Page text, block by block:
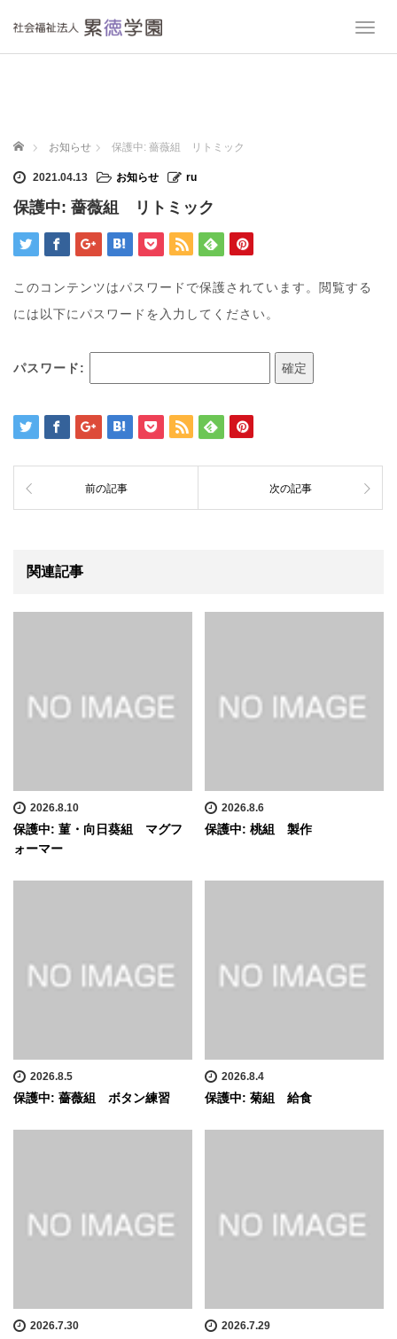
T
n
ホーム お知らせ 保護中: 薔薇組 リトミック
2021.04.13 お知らせ ru
保護中: 薔薇組 リトミック
このコンテンツはパスワードで保護されています。閲覧する
には以下にパスワードを入力してください。
パスワード:
前の記事 次の記事
関連記事
2026.8.10
保護中: 菫・向日葵組 マグフ
ォーマー
2026.8.6
保護中: 桃組 製作
2026.8.5
保護中: 薔薇組 ボタン練習
2026.8.4
保護中: 菊組 給食
2026.7.30 2026.7.29